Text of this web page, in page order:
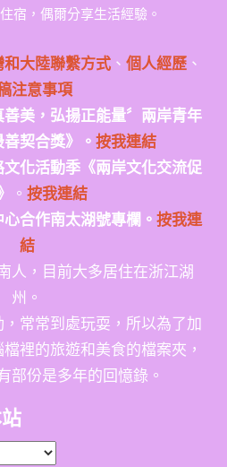
宿，偶爾分享生活經驗。
和大陸聯繫方式、 個人經歷、
注意事項
美，弘揚正能量〞兩岸青年
契合獎》。 按我連結
化活動季《兩岸文化交流促
。 按我連結
合作南太湖號專欄。 按我連
結
人，目前大多居住在浙江湖
州。
常常到處玩耍，所以為了加
裡的旅遊和美食的檔案夾，
部份是多年的回憶錄。